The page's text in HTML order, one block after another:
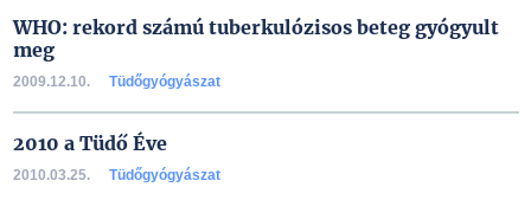
WHO: rekord számú tuberkulózisos beteg gyógyult
meg
2009.12.10. Tüdőgyógyászat
2010 a Tüdő Éve
2010.03.25. Tüdőgyógyászat